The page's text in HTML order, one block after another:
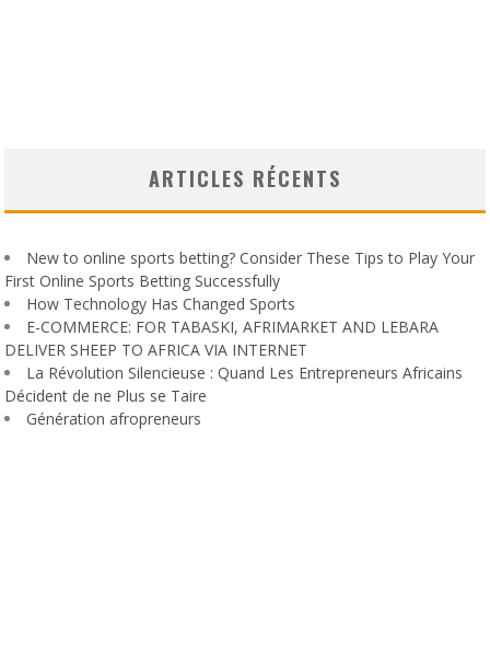
ARTICLES RÉCENTS
New to online sports betting? Consider These Tips to Play Your
First Online Sports Betting Successfully
How Technology Has Changed Sports
E-COMMERCE: FOR TABASKI, AFRIMARKET AND LEBARA
DELIVER SHEEP TO AFRICA VIA INTERNET
La Révolution Silencieuse : Quand Les Entrepreneurs Africains
Décident de ne Plus se Taire
Génération afropreneurs